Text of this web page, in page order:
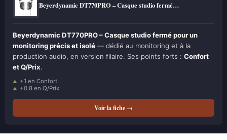
Beyerdynamic DT770PRO – Casque studio fermé…
Beyerdynamic DT770PRO – Casque studio fermé pour un
monitoring précis et isolé — dédié au monitoring et à la
production audio, en version filaire. Ses points forts : Confort
et Q/Prix.
+1 en Confort
+0.8 en Q/Prix
Voir la fiche →